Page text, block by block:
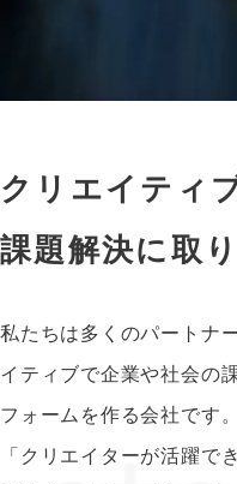
クリエイティ
課題解決に取
私たちは多くのパートナ
イティブで企業や社会の
フォームを作る会社です
「クリエイターが活躍で